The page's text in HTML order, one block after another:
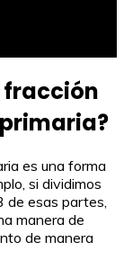
fracción
es una forma
si dividimos
de esas partes,
manera de
de manera